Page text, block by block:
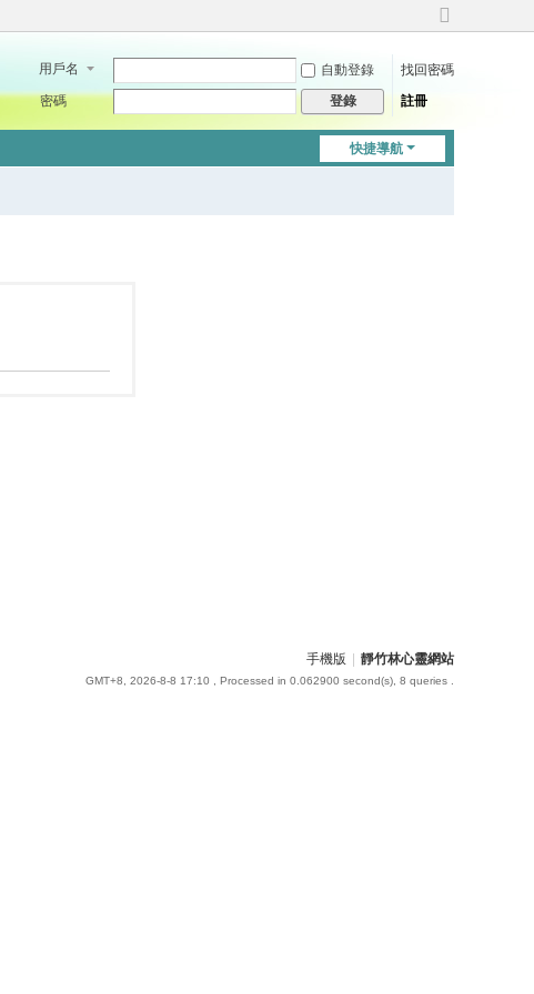
切
到
用戶名 自動登錄
找回密碼
密碼
登錄 註冊
快捷導航
手機版 靜竹林心靈網站
GMT+8, 2026-8-8 17:10 , Processed in 0.062900 second(s), 8 queries .